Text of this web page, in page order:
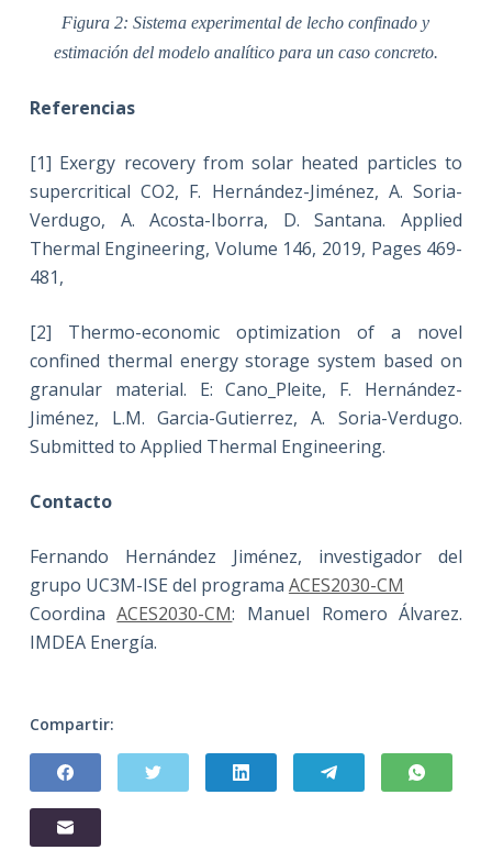
Figura 2: Sistema experimental de lecho confinado y
estimación del modelo analítico para un caso concreto.
Referencias
[1] Exergy recovery from solar heated particles to
supercritical CO2, F. Hernández-Jiménez, A. Soria-
Verdugo, A. Acosta-Iborra, D. Santana. Applied
Thermal Engineering, Volume 146, 2019, Pages 469-
481,
[2] Thermo-economic optimization of a novel
confined thermal energy storage system based on
granular material. E: Cano_Pleite, F. Hernández-
Jiménez, L.M. Garcia-Gutierrez, A. Soria-Verdugo.
Submitted to Applied Thermal Engineering.
Contacto
Fernando Hernández Jiménez, investigador del
grupo UC3M-ISE del programa ACES2030-CM
CoordinaACES2030-CM: Manuel Romero Álvarez.
IMDEA Energía.
Compartir: